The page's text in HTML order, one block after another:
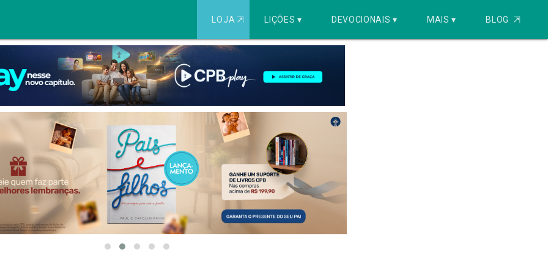
LOJA ⇱ LIÇÕES ▾ DEVOCIONAIS ▾ MAIS ▾ BLOG ⇱